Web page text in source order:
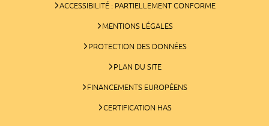
ACCESSIBILITÉ : PARTIELLEMENT CONFORME
MENTIONS LÉGALES
PROTECTION DES DONNÉES
PLAN DU SITE
FINANCEMENTS EUROPÉENS
CERTIFICATION HAS